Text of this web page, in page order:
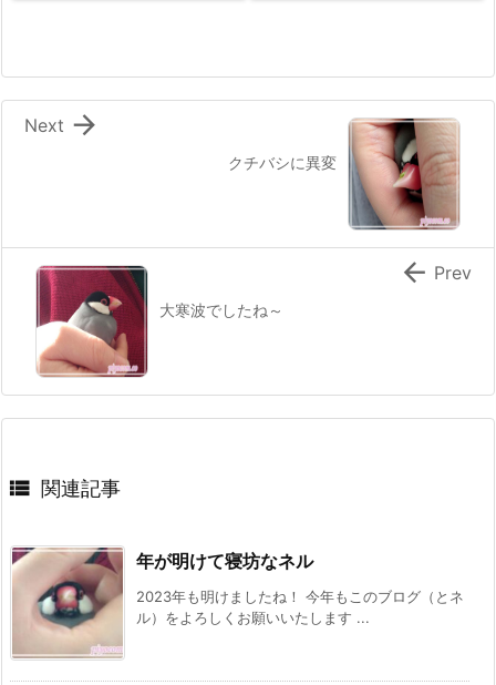
クチバシに異変

Next
大寒波でしたね～
 Prev
 関連記事
年が明けて寝坊なネル
2023年も明けましたね！ 今年もこのブログ（とネ
ル）をよろしくお願いいたします ...